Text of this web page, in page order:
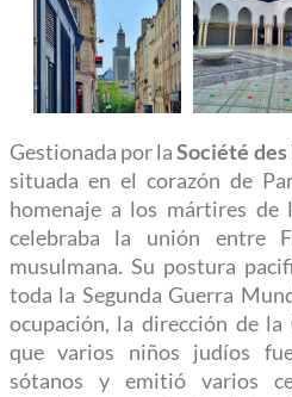
Gestionada por laSociété des
situada en el corazón de
homenaje a los mártires
celebraba la unión entre
musulmana. Su postura
toda la Segunda Guerra
ocupación, la dirección de la
que varios niños judíos
sótanos y emitió varios